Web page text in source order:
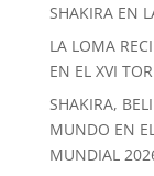
SHAKIRA EN
LA LOMA
EN EL XVI
SHAKIRA,
MUNDO EN
MUNDIAL